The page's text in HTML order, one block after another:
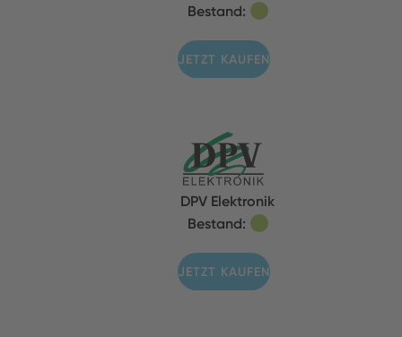
Bestand:
JETZT KAUFEN
DPV Elektronik
Bestand:
JETZT KAUFEN